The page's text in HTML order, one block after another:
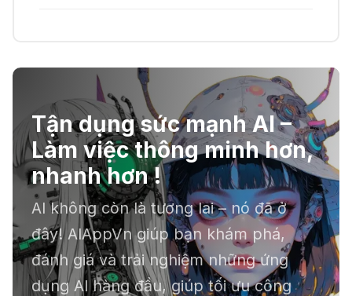
anime 18+
☣️ Proxy by Convergence - AI
agent tự động hoá
📕 Kimi AI - Ứng dụng tóm tắt hàng
chục file dữ liệu
Tận dụng sức mạnh AI –
Làm việc thông minh hơn,
nhanh hơn !
AI không còn là tương lai – nó đã ở
đây! AIAppVn giúp bạn khám phá,
đánh giá và trải nghiệm những ứng
dụng AI hàng đầu, giúp tối ưu công